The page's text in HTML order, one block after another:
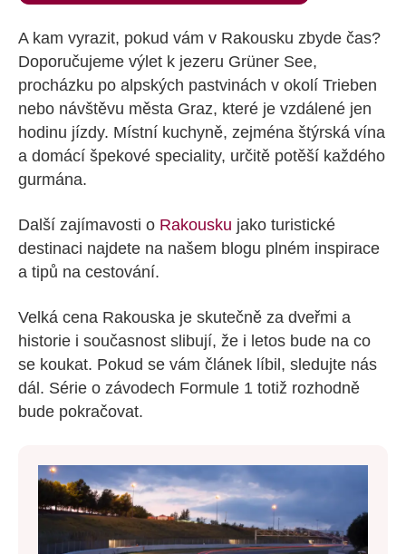
A kam vyrazit, pokud vám v Rakousku zbyde čas?
Doporučujeme výlet k jezeru Grüner See,
procházku po alpských pastvinách v okolí Trieben
nebo návštěvu města Graz, které je vzdálené jen
hodinu jízdy. Místní kuchyně, zejména štýrská vína
a domácí špekové speciality, určitě potěší každého
gurmána.
Další zajímavosti o Rakousku jako turistické
destinaci najdete na našem blogu plném inspirace
a tipů na cestování.
Velká cena Rakouska je skutečně za dveřmi a
historie i současnost slibují, že i letos bude na co
se koukat. Pokud se vám článek líbil, sledujte nás
dál. Série o závodech Formule 1 totiž rozhodně
bude pokračovat.